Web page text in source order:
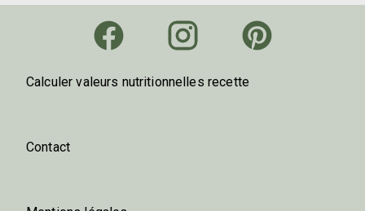
Calculer valeurs nutritionnelles recette
Contact